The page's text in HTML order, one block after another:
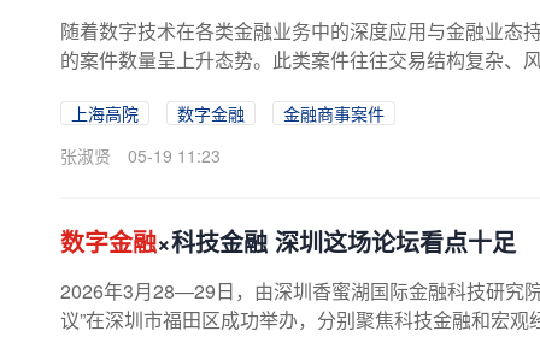
随着数字技术在各类金融业务中的深度应用与金融业态
的案件数量呈上升态势。此类案件往往交易结构复杂、
上海高院 数字金融
金融商事案件
张淑贤
05-19 11:23
数字金融×科技金融 深圳这场论坛看点十足
2026年3月28—29日，由深圳香蜜湖国际金融科技研究
议”在深圳市福田区成功举办，分别聚焦科技金融和宏